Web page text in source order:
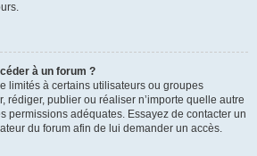
à un forum ?
limités à certains utilisateurs ou groupes
rédiger, publier ou réaliser n’importe quelle autre
permissions adéquates. Essayez de contacter un
du forum afin de lui demander un accès.